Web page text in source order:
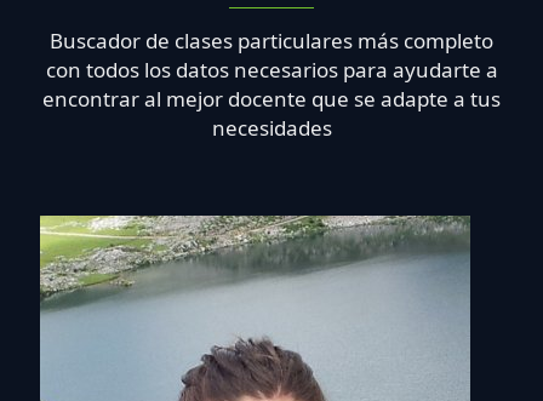
Buscador de clases particulares más completo
con todos los datos necesarios para ayudarte a
encontrar al mejor docente que se adapte a tus
necesidades